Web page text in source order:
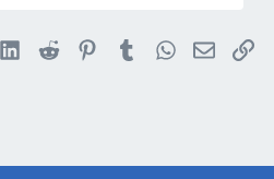
LinkedIn
Reddit PinterestTumblrWhatsApp
Email